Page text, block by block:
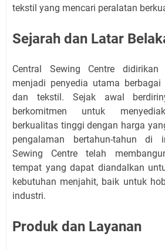
tekstil yang mencari peralatan
Sejarah dan Latar
Central Sewing Centre
menjadi penyedia utama
dan tekstil. Sejak awal
berkomitmen untuk
berkualitas tinggi dengan harga
pengalaman bertahun-tahun di
Sewing Centre telah
tempat yang dapat diandalkan
kebutuhan menjahit, baik untuk
industri.
Produk dan Layanan